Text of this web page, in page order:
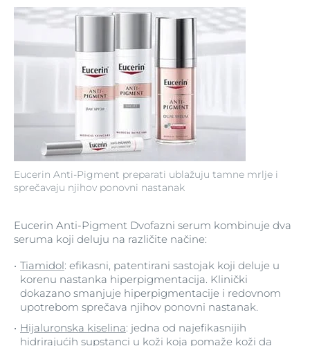
Eucerin Anti-Pigment preparati ublažuju tamne mrlje i
sprečavaju njihov ponovni nastanak
Eucerin Anti-Pigment Dvofazni serum kombinuje dva
seruma koji deluju na različite načine:
Tiamidol: efikasni, patentirani sastojak koji deluje u
korenu nastanka hiperpigmentacija. Klinički
dokazano smanjuje hiperpigmentacije i redovnom
upotrebom sprečava njihov ponovni nastanak.
Hijaluronska kiselina: jedna od najefikasnijih
hidrirajućih supstanci u koži koja pomaže koži da